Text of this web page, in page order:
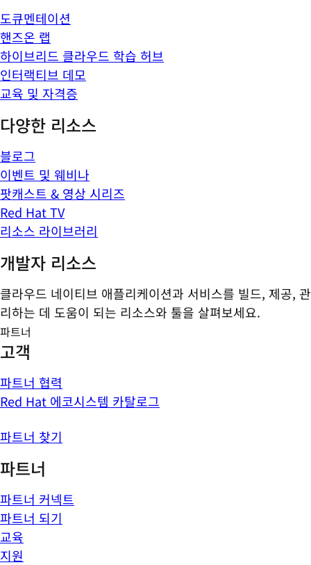
도큐멘테이션
핸즈온 랩
하이브리드 클라우드 학습 허브
인터랙티브 데모
교육 및 자격증
다양한 리소스
블로그
이벤트 및 웨비나
팟캐스트 & 영상 시리즈
Red Hat TV
리소스 라이브러리
개발자 리소스
클라우드 네이티브 애플리케이션과 서비스를 빌드, 제공, 관
리하는 데 도움이 되는 리소스와 툴을 살펴보세요.
파트너
고객
파트너 협력
Red Hat 에코시스템 카탈로그
파트너 찾기
파트너
파트너 커넥트
파트너 되기
교육
지원